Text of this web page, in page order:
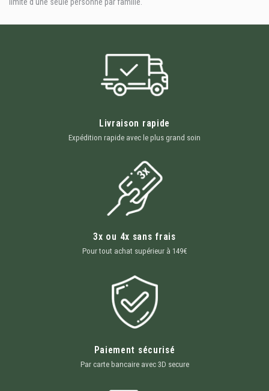
Livraison rapide
Expédition rapide avec le plus grand soin
3x ou 4x sans frais
Pour tout achat supérieur à 149€
Paiement sécurisé
Par carte bancaire avec 3D secure